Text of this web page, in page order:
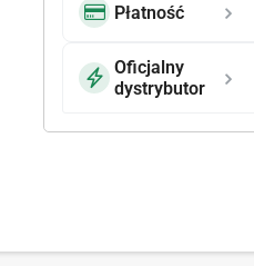
Płatność
Oficjalny
dystrybutor